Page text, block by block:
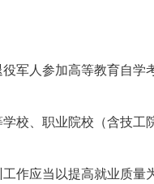
军人参加高等教育自
校、职业院校（含技工
作应当以提高就业质量